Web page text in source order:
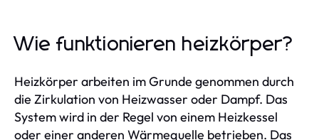
Wie funktionieren heizkörper?
Heizkörper arbeiten im Grunde genommen durch
die Zirkulation von Heizwasser oder Dampf. Das
System wird in der Regel von einem Heizkessel
oder einer anderen Wärmequelle betrieben. Das